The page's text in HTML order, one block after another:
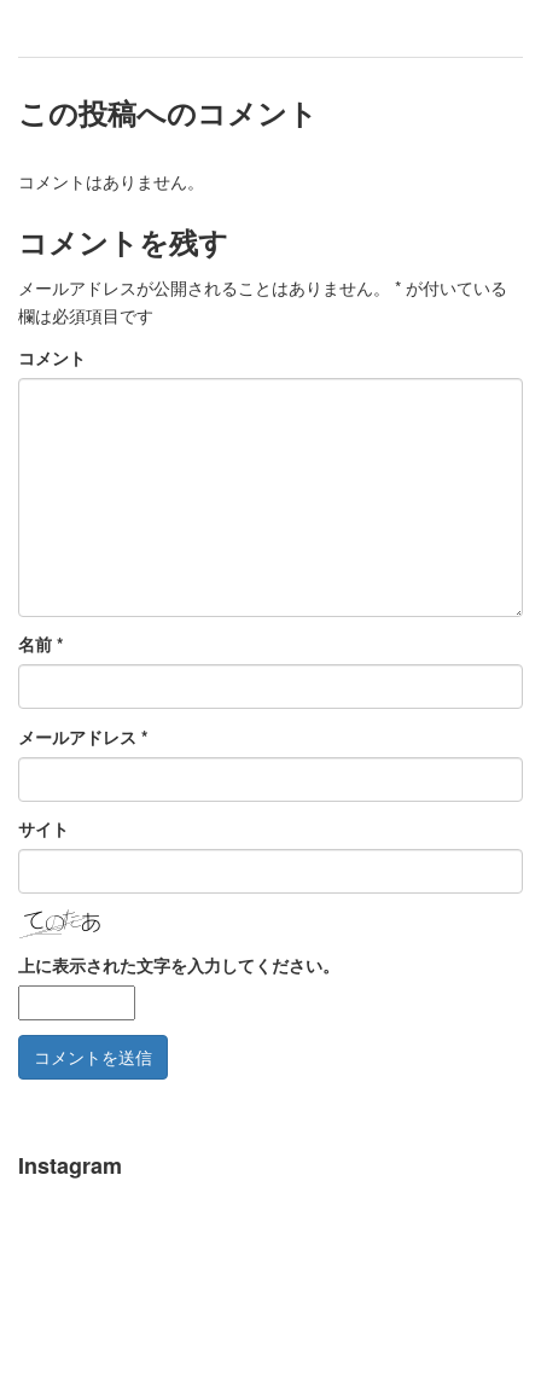
この投稿へのコメント
コメントはありません。
コメントを残す
メールアドレスが公開されることはありません。 * が付いている
欄は必須項目です
コメント
名前 *
メールアドレス *
サイト
上に表示された文字を入力してください。
Instagram